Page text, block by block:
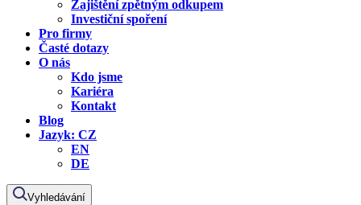
Zajištění zpětným odkupem
Investiční spoření
Pro firmy
Časté dotazy
O nás
Kdo jsme
Kariéra
Kontakt
Blog
Jazyk: CZ
EN
DE
Vyhledávání